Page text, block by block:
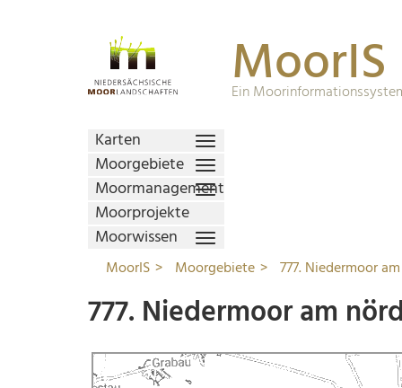
MoorIS
Ein
Karten
Moorgebiete
Moormanagement
Moorprojekte
Moorwissen
MoorIS Moorgebiete 777. Niedermoor
777. Niedermoor am